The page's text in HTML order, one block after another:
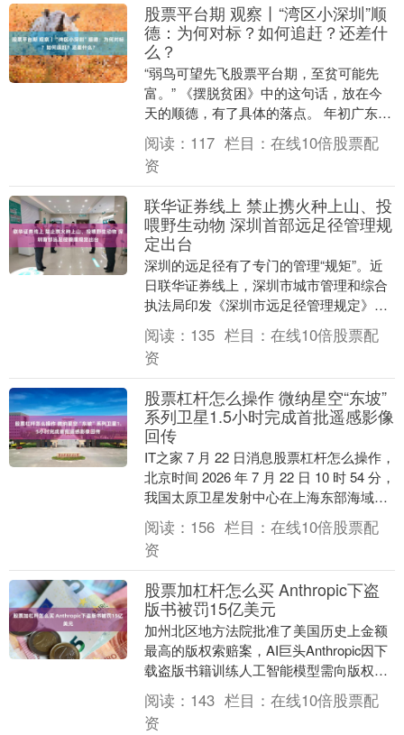
股票平台期 观察丨“湾区小深圳”顺
德：为何对标？如何追赶？还差什
么？
“弱鸟可望先飞股票平台期，至贫可能先
富。” 《摆脱贫困》中的这句话，放在今
天的顺德，有了具体的落点。 年初广东省
高质量发展大会上，佛山市顺德区首次提
出“争当湾区....
阅读： 117 栏目： 在线10倍股票配
资
联华证券线上 禁止携火种上山、投
喂野生动物 深圳首部远足径管理规
定出台
深圳的远足径有了专门的管理“规矩”。近
日联华证券线上，深圳市城市管理和综合
执法局印发《深圳市远足径管理规定》
（深城管规〔2026〕1号，以下简称《规
定》），共二....
阅读： 135 栏目： 在线10倍股票配
资
股票杠杆怎么操作 微纳星空“东坡”
系列卫星1.5小时完成首批遥感影像
回传
IT之家 7 月 22 日消息股票杠杆怎么操作，
北京时间 2026 年 7 月 22 日 10 时 54 分，
我国太原卫星发射中心在上海东部海域使
用引力一号遥四....
阅读： 156 栏目： 在线10倍股票配
资
股票加杠杆怎么买 Anthropic下盗
版书被罚15亿美元
加州北区地方法院批准了美国历史上金额
最高的版权索赔案，AI巨头Anthropic因下
载盗版书籍训练人工智能模型需向版权所
有者支付15亿美元和解金股票加杠杆怎么
买....
阅读： 143 栏目： 在线10倍股票配
资